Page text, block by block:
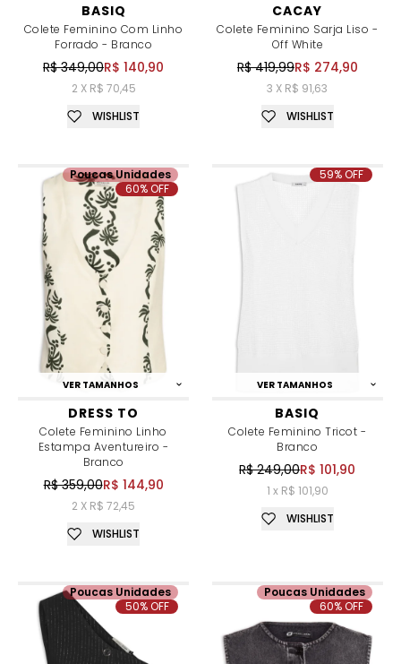
BASIQ
Colete Feminino Com Linho
Forrado - Branco
R$ 349,00R$ 140,90
2 X R$ 70,45
WISHLIST
CACAY
Colete Feminino Sarja Liso -
Off White
R$ 419,99R$ 274,90
3 X R$ 91,63
WISHLIST
VER TAMANHOS
DRESS TO
Colete Feminino Linho
Estampa Aventureiro -
Branco
R$ 359,00R$ 144,90
2 X R$ 72,45
Poucas Unidades
60% OFF
WISHLIST
VER TAMANHOS
BASIQ
Colete Feminino Tricot -
Branco
R$ 249,00R$ 101,90
1 x R$ 101,90
59% OFF
WISHLIST
Poucas Unidades
50% OFF
Poucas Unidades
60% OFF